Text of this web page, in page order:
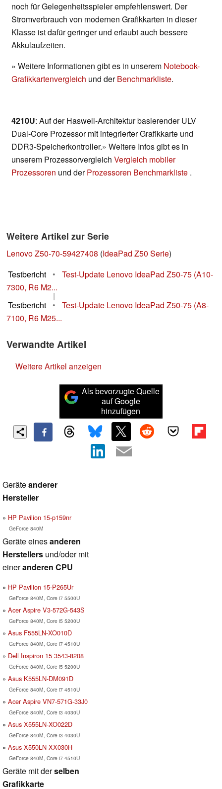
noch für Gelegenheitsspieler empfehlenswert. Der
Stromverbrauch von modernen Grafikkarten in dieser
Klasse ist dafür geringer und erlaubt auch bessere
Akkulaufzeiten.
» Weitere Informationen gibt es in unserem Notebook-
Grafikkartenvergleich und derBenchmarkliste.
4210U: Auf der Haswell-Architektur basierender ULV
Dual-Core Prozessor mit integrierter Grafikkarte und
DDR3-Speicherkontroller.» Weitere Infos gibt es in
unserem Prozessorvergleich Vergleich mobiler
Prozessoren und derProzessoren Benchmarkliste .
Weitere Artikel zur Serie
Lenovo Z50-70-59427408 (IdeaPad Z50 Serie)
Testbericht
•
Test-Update Lenovo IdeaPad Z50-75 (A10-
7300, R6 M2...
|
Testbericht
•
Test-Update Lenovo IdeaPad Z50-75 (A8-
7100, R6 M25...
Verwandte Artikel
Weitere Artikel anzeigen
Als bevorzugte Quelle
auf Google
hinzufügen
Geräteanderer
Hersteller
HP Pavilion 15-p159nr
GeForce 840M
Geräte einesanderen
Herstellers und/oder mit
eineranderen CPU
HP Pavilion 15-P265Ur
GeForce 840M, Core i7 5500U
Acer Aspire V3-572G-543S
GeForce 840M, Core i5 5200U
Asus F555LN-XO010D
GeForce 840M, Core i7 4510U
Dell Inspiron 15 3543-8208
GeForce 840M, Core i5 5200U
Asus K555LN-DM091D
GeForce 840M, Core i7 4510U
Acer Aspire VN7-571G-33J0
GeForce 840M, Core i3 4030U
Asus X555LN-XO022D
GeForce 840M, Core i3 4030U
Asus X550LN-XX030H
GeForce 840M, Core i7 4510U
Geräte mit derselben
Grafikkarte